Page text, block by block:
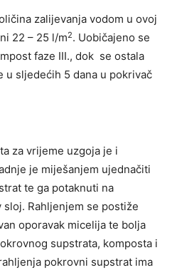
zalijevanja vodom u ovoj
22 – 25 l/m2. Uobičajeno se
faze III., dok se ostala
u sljedećih 5 dana u pokrivač
za vrijeme uzgoja je i
je miješanjem ujednačiti
te ga potaknuti na
Rahljenjem se postiže
oporavak micelija te bolja
supstrata, komposta i
pokrovni supstrat ima